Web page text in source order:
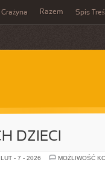
Grażyna Razem Spis
DZIECI
- 7 - 2026
MOŻLIWOŚĆ